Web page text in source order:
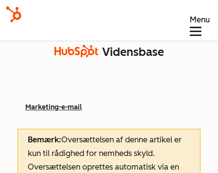
Menu
Vidensbase
Marketing-e-mail
Bemærk:Oversættelsen af denne artikel er
kun til rådighed for nemheds skyld.
Oversættelsen oprettes automatisk via en